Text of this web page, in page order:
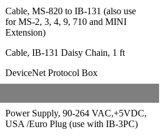
Cable, MS-820 to IB-131 (also use
for MS-2, 3, 4, 9, 710 and MINI
Extension)
Cable, IB-131 Daisy Chain, 1 ft
DeviceNet Protocol Box
Power Supply, 90-264 VAC,+5VDC,
USA /Euro Plug (use with IB-3PC)